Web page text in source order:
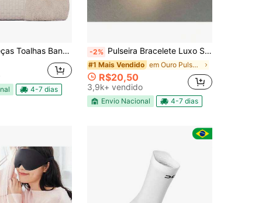
Rosto e Piso | Banhão Milano | Grossa Macia 600g
4-7 dias
-2% Pulseira Bracelete Luxo São Bento Ajustável Dourada Cabo de Aço Inoxidável 316L
#1 Mais Vendido em Ouro Pulseiras Cadeia Homens
R$20,50
3,9k+ vendido
Envio Nacional 4-7 dias